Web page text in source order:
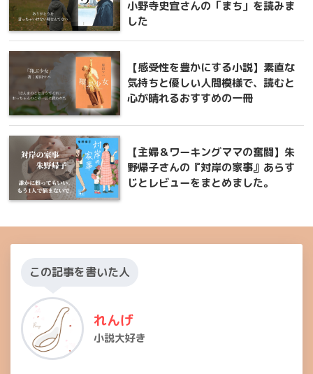
小野寺史宜さんの「まち」を読みま
した
【感受性を豊かにする小説】素直な
気持ちと優しい人間模様で、読むと
心が晴れるおすすめの一冊
【主婦＆ワーキングママの奮闘】朱
野帰子さんの『対岸の家事』あらす
じとレビューをまとめました。
この記事を書いた人
れんげ
小説大好き